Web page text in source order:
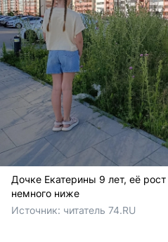
Дочке Екатерины 9 лет, её
немного ниже
Источник: читатель 74.RU